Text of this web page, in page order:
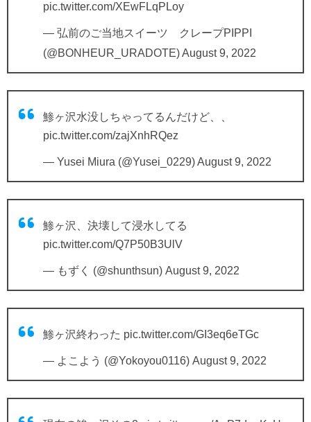
pic.twitter.com/XEwFLqPLoy
— 弘前のご当地スイーツ クレープPIPPI
(@BONHEUR_URADOTE)August 9, 2022
鯵ヶ沢水没しちゃってるんだけど、、
pic.twitter.com/zajXnhRQez
— Yusei Miura (@Yusei_0229)August 9, 2022
鯵ヶ沢、決壊して浸水してる
pic.twitter.com/Q7P50B3UlV
— もずく (@shunthsun) August 9, 2022
鯵ヶ沢終わった pic.twitter.com/GI3eq6eTGc
— よこよう (@Yokoyou0116) August 9, 2022